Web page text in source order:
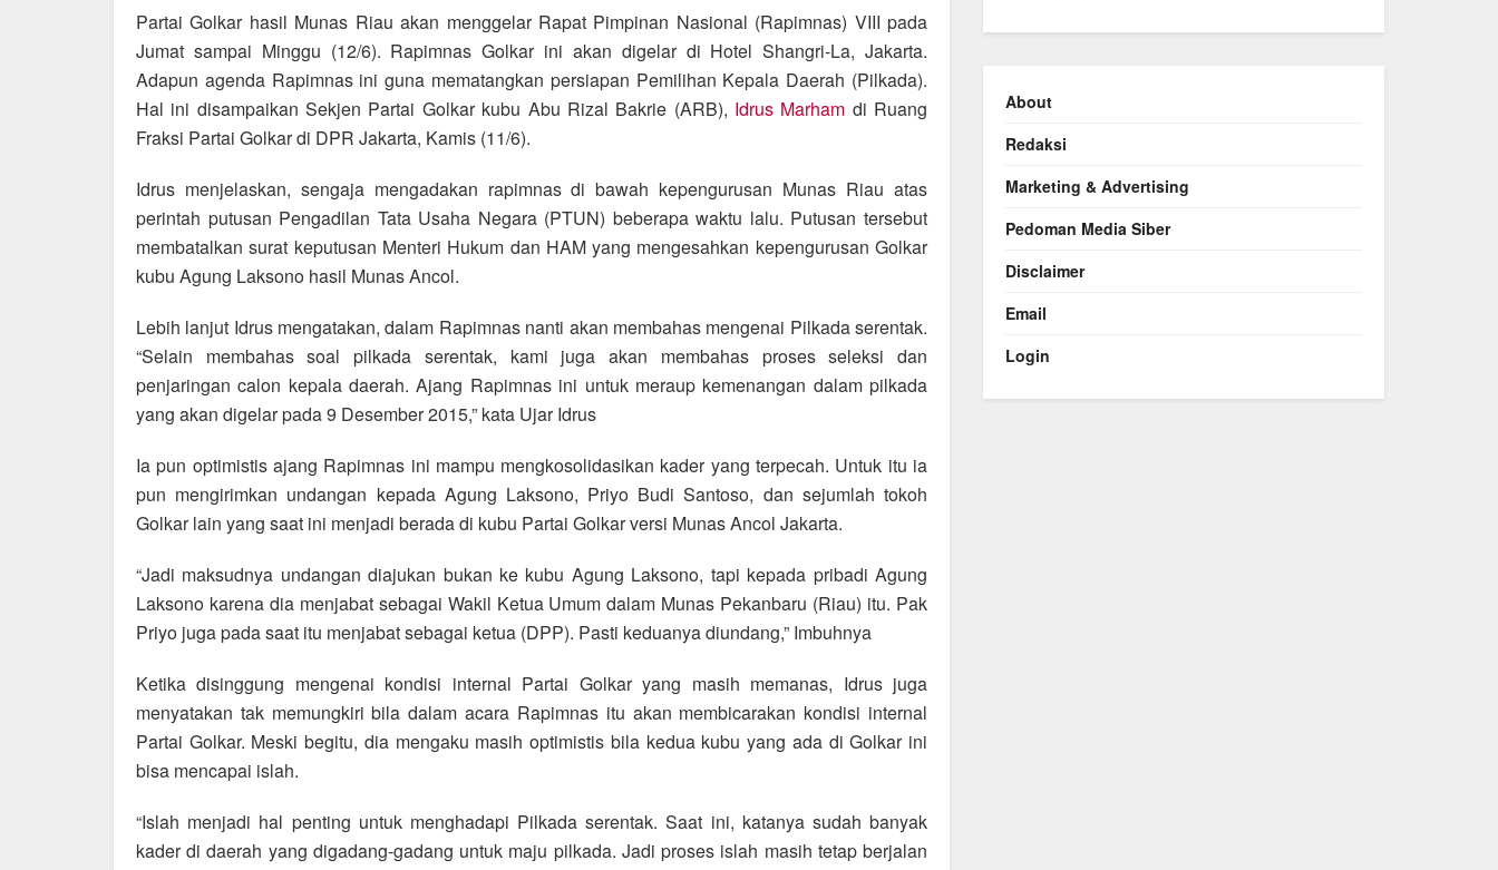
c
e
b
o
o
k
at
s
A
p
p
e
gr
a
m
ailar
e
Partai Golkar hasil Munas Riau akan menggelar Rapat Pimpinan Nasional (Rapimnas) VIII pada
Jumat sampai Minggu (12/6). Rapimnas Golkar ini akan digelar di Hotel Shangri-La, Jakarta.
Adapun agenda Rapimnas ini guna mematangkan persiapan Pemilihan Kepala Daerah (Pilkada).
Hal ini disampaikan Sekjen Partai Golkar kubu Abu Rizal Bakrie (ARB), Idrus Marham di Ruang
Fraksi Partai Golkar di DPR Jakarta, Kamis (11/6).
Idrus menjelaskan, sengaja mengadakan rapimnas di bawah kepengurusan Munas Riau atas
perintah putusan Pengadilan Tata Usaha Negara (PTUN) beberapa waktu lalu. Putusan tersebut
membatalkan surat keputusan Menteri Hukum dan HAM yang mengesahkan kepengurusan Golkar
kubu Agung Laksono hasil Munas Ancol.
Lebih lanjut Idrus mengatakan, dalam Rapimnas nanti akan membahas mengenai Pilkada serentak.
“Selain membahas soal pilkada serentak, kami juga akan membahas proses seleksi dan
penjaringan calon kepala daerah. Ajang Rapimnas ini untuk meraup kemenangan dalam pilkada
yang akan digelar pada 9 Desember 2015,” kata Ujar Idrus
Ia pun optimistis ajang Rapimnas ini mampu mengkosolidasikan kader yang terpecah. Untuk itu ia
pun mengirimkan undangan kepada Agung Laksono, Priyo Budi Santoso, dan sejumlah tokoh
Golkar lain yang saat ini menjadi berada di kubu Partai Golkar versi Munas Ancol Jakarta.
“Jadi maksudnya undangan diajukan bukan ke kubu Agung Laksono, tapi kepada pribadi Agung
Laksono karena dia menjabat sebagai Wakil Ketua Umum dalam Munas Pekanbaru (Riau) itu. Pak
Priyo juga pada saat itu menjabat sebagai ketua (DPP). Pasti keduanya diundang,” Imbuhnya
Ketika disinggung mengenai kondisi internal Partai Golkar yang masih memanas, Idrus juga
menyatakan tak memungkiri bila dalam acara Rapimnas itu akan membicarakan kondisi internal
Partai Golkar. Meski begitu, dia mengaku masih optimistis bila kedua kubu yang ada di Golkar ini
bisa mencapai islah.
“Islah menjadi hal penting untuk menghadapi Pilkada serentak. Saat ini, katanya sudah banyak
kader di daerah yang digadang-gadang untuk maju pilkada. Jadi proses islah masih tetap berjalan
About
Redaksi
Marketing & Advertising
Pedoman Media Siber
Disclaimer
Email
Login